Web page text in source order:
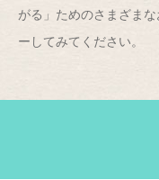
がる」ためのさまざま
ーしてみてください。